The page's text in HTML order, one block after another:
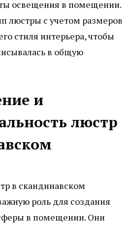
освещения в помещении.
люстры с учетом размеров
стиля интерьера, чтобы
в общую
и
люстр
в скандинавском
роль для создания
в помещении. Они